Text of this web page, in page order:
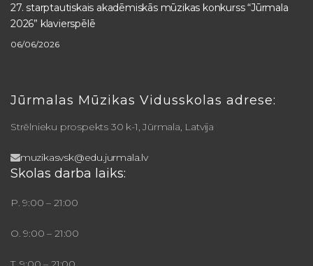
27. starptautiskais akadēmiskās mūzikas konkurss “Jūrmala
2026” klavierspēlē
06/06/2026
Jūrmalas Mūzikas Vidusskolas adrese:
Strēlnieku prospekts 30 k-1, Jūrmala, Latvija
muzikasvsk@edu.jurmala.lv
Skolas darba laiks:
P. 9:00 – 21:00
O. 9:00 – 21:00